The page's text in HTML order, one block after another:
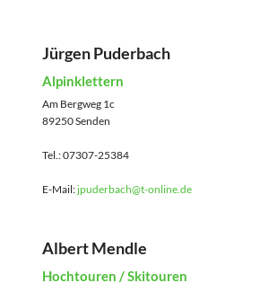
Jürgen Puderbach
Alpinklettern
Am Bergweg 1c
89250 Senden
Tel.: 07307-25384
E-Mail: jpuderbach@t-online.de
Albert Mendle
Hochtouren / Skitouren